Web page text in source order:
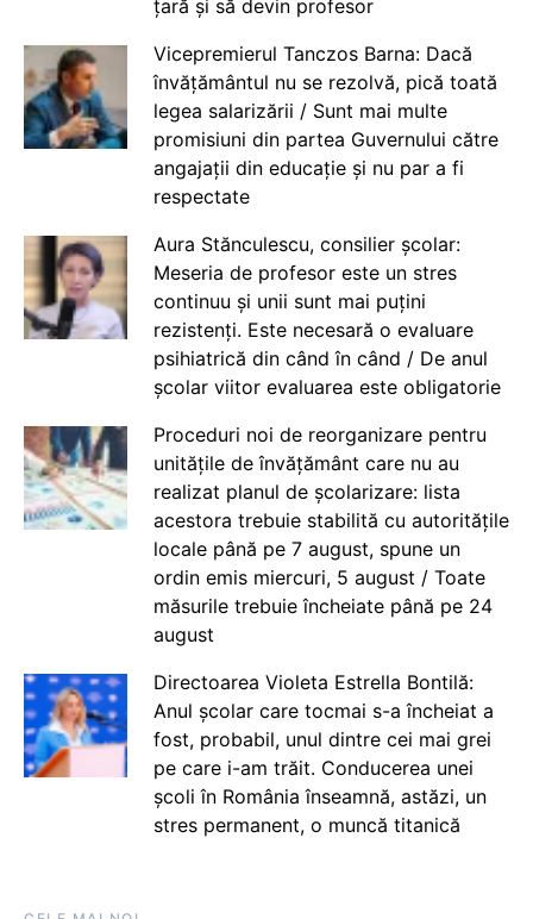
țară și să devin profesor
Vicepremierul Tanczos Barna: Dacă
învățământul nu se rezolvă, pică toată
legea salarizării / Sunt mai multe
promisiuni din partea Guvernului către
angajații din educație și nu par a fi
respectate
Aura Stănculescu, consilier școlar:
Meseria de profesor este un stres
continuu și unii sunt mai puțini
rezistenți. Este necesară o evaluare
psihiatrică din când în când / De anul
școlar viitor evaluarea este obligatorie
Proceduri noi de reorganizare pentru
unitățile de învățământ care nu au
realizat planul de școlarizare: lista
acestora trebuie stabilită cu autoritățile
locale până pe 7 august, spune un
ordin emis miercuri, 5 august / Toate
măsurile trebuie încheiate până pe 24
august
Directoarea Violeta Estrella Bontilă:
Anul școlar care tocmai s-a încheiat a
fost, probabil, unul dintre cei mai grei
pe care i-am trăit. Conducerea unei
școli în România înseamnă, astăzi, un
stres permanent, o muncă titanică